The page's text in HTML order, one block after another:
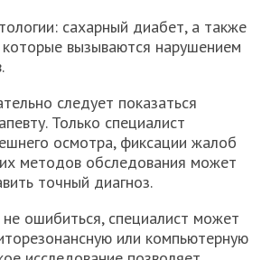
сахарный диабет, а также
которые вызываются нарушением
следует показаться
Только специалист
осмотра, фиксации жалоб
методов обследования может
точный диагноз.
ошибиться, специалист может
или компьютерную